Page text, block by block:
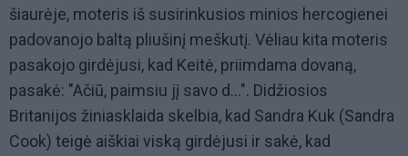
šiaurėje, moteris iš susirinkusios minios hercogienei
padovanojo baltą pliušinį meškutį. Vėliau kita moteris
pasakojo girdėjusi, kad Keitė, priimdama dovaną,
pasakė: "Ačiū, paimsiu jį savo d...". Didžiosios
Britanijos žiniasklaida skelbia, kad Sandra Kuk (Sandra
Cook) teigė aiškiai viską girdėjusi ir sakė, kad